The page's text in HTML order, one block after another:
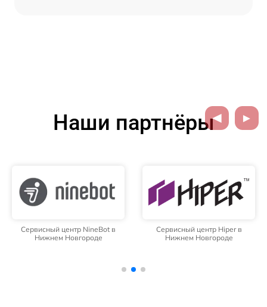
Наши партнёры
Сервисный центр NineBot в
Нижнем Новгороде
Сервисный центр Hiper в
Нижнем Новгороде